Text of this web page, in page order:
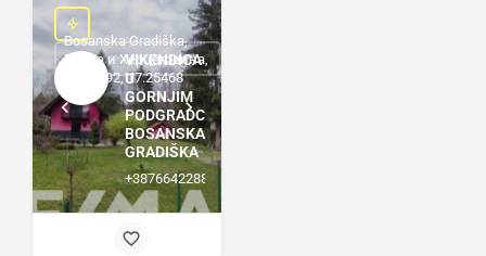
VIKENDICA
U
GORNJIM
PODGRADCIMA,
BOSANSKA
GRADIŠKA
+38766422888
Bosanska Gradiška,
Босна и Херцеговина,
45.14692, 17.25468